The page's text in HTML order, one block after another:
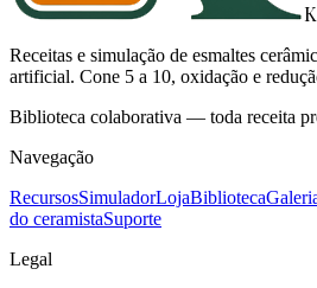
Receitas e simulação de esmaltes
artificial. Cone 5 a 10, oxidação e
Biblioteca colaborativa — toda receita
Navegação
RecursosSimuladorLojaBiblioteca
do ceramistaSuporte
Legal